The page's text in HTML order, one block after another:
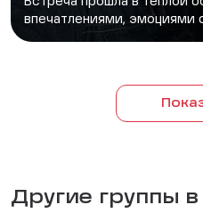
впечатлениями, эмоциями
Другие группы